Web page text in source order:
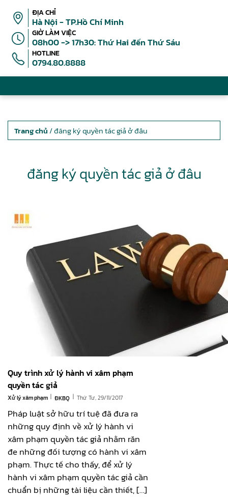
ĐỊA CHỈ
Hà Nội - TP.Hồ Chí Minh
GIỜ LÀM VIỆC
08h00 -> 17h30: Thứ Hai đến Thứ Sáu
HOTLINE
0794.80.8888
Trang chủ / đăng ký quyền tác giả ở đâu
đăng ký quyền tác giả ở đâu
Quy trình xử lý hành vi xâm phạm
quyền tác giả
Xử lý xâm phạm | ĐKBQ | Thứ Tư, 29/11/2017
Pháp luật sở hữu trí tuệ đã đưa ra
những quy định về xử lý hành vi
xâm phạm quyền tác giả nhằm răn
đe những đối tượng có hành vi xâm
phạm. Thực tế cho thấy, để xử lý
hành vi xâm phạm quyền tác giả cần
chuẩn bị những tài liệu cần thiết, […]